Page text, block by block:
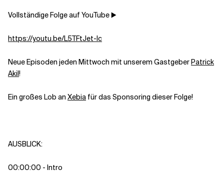
Vollständige Folge auf YouTube ▶️
https://youtu.be/L5TFtJet-Ic
Neue Episoden jeden Mittwoch mit unserem GastgeberPatrick
Akil!
Ein großes Lob an Xebia für das Sponsoring dieser Folge!
AUSBLICK:
00:00:00 - Intro